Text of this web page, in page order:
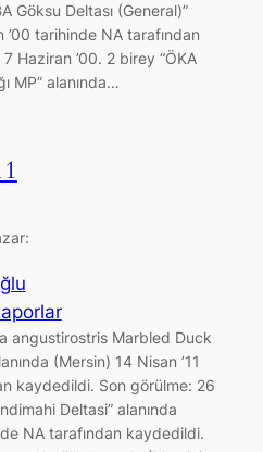
Göksu Deltası (General)”
’00 tarihinde NA tarafından
Haziran ’00. 2 birey “ÖKA
MP” alanında…
angustirostris Marbled Duck
(Mersin) 14 Nisan ’11
kaydedildi. Son görülme: 26
Deltasi” alanında
NA tarafından kaydedildi.